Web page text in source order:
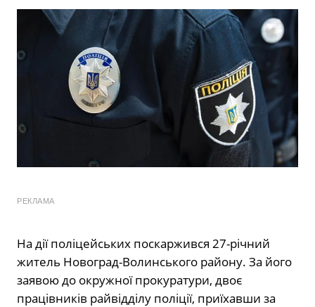
РЕКЛАМА
На дії поліцейських поскаржився 27-річний
житель Новоград-Волинського району. За його
заявою до окружної прокуратури, двоє
працівників райвідділу поліції, приїхавши за